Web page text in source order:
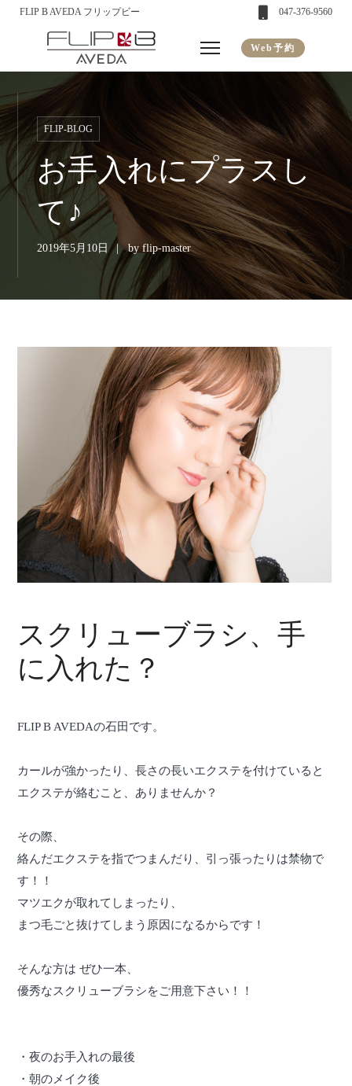
FLIP B AVEDA フリップビー 047-376-9560
Web予約
FLIP-BLOG
お手入れにプラスし
て♪
2019年5月10日 by flip-master
スクリューブラシ、手
に入れた？
FLIP B AVEDAの石田です。
カールが強かったり、長さの長いエクステを付けていると
エクステが絡むこと、ありませんか？
その際、
絡んだエクステを指でつまんだり、引っ張ったりは禁物で
す！！
マツエクが取れてしまったり、
まつ毛ごと抜けてしまう原因になるからです！
そんな方は ぜひ一本、
優秀なスクリューブラシをご用意下さい！！
・夜のお手入れの最後
・朝のメイク後